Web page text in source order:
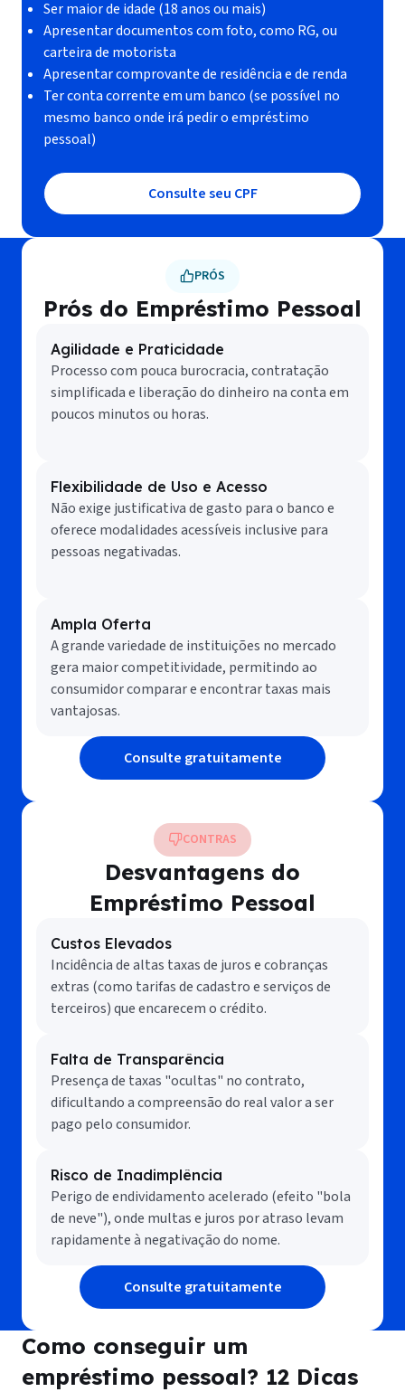
Ser maior de idade (18 anos ou mais)
Apresentar documentos com foto, como RG, ou
carteira de motorista
Apresentar comprovante de residência e de renda
Ter conta corrente em um banco (se possível no
mesmo banco onde irá pedir o empréstimo
pessoal)
Consulte seu CPF
PRÓS
Prós do Empréstimo Pessoal
Agilidade e Praticidade
Processo com pouca burocracia, contratação
simplificada e liberação do dinheiro na conta em
poucos minutos ou horas.
Flexibilidade de Uso e Acesso
Não exige justificativa de gasto para o banco e
oferece modalidades acessíveis inclusive para
pessoas negativadas.
Ampla Oferta
A grande variedade de instituições no mercado
gera maior competitividade, permitindo ao
consumidor comparar e encontrar taxas mais
vantajosas.
Consulte gratuitamente
CONTRAS
Desvantagens do
Empréstimo Pessoal
Custos Elevados
Incidência de altas taxas de juros e cobranças
extras (como tarifas de cadastro e serviços de
terceiros) que encarecem o crédito.
Falta de Transparência
Presença de taxas "ocultas" no contrato,
dificultando a compreensão do real valor a ser
pago pelo consumidor.
Risco de Inadimplência
Perigo de endividamento acelerado (efeito "bola
de neve"), onde multas e juros por atraso levam
rapidamente à negativação do nome.
Consulte gratuitamente
Como conseguir um
empréstimo pessoal? 12 Dicas